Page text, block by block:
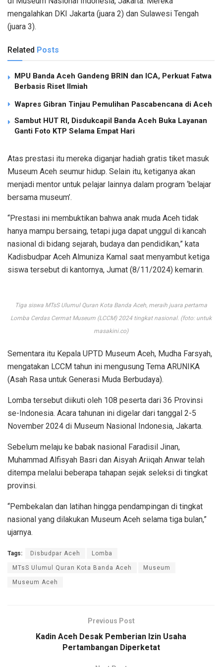
mengalahkan DKI Jakarta (juara 2) dan Sulawesi Tengah
(juara 3).
Related Posts
MPU Banda Aceh Gandeng BRIN dan ICA, Perkuat Fatwa
Berbasis Riset Ilmiah
Wapres Gibran Tinjau Pemulihan Pascabencana di Aceh
Sambut HUT RI, Disdukcapil Banda Aceh Buka Layanan
Ganti Foto KTP Selama Empat Hari
Atas prestasi itu mereka diganjar hadiah gratis tiket masuk
Museum Aceh seumur hidup. Selain itu, ketiganya akan
menjadi mentor untuk pelajar lainnya dalam program ‘belajar
bersama museum’.
“Prestasi ini membuktikan bahwa anak muda Aceh tidak
hanya mampu bersaing, tetapi juga dapat unggul di kancah
nasional di bidang sejarah, budaya dan pendidikan,” kata
Kadisbudpar Aceh Almuniza Kamal saat menyambut ketiga
siswa tersebut di kantornya, Jumat (8/11/2024) kemarin.
Tiga siswa MTsS Ulumul Quran Kota Banda Aceh, meraih juara pertama
Lomba Cerdas Cermat Museum (LCCM) 2024 tingkat nasional. (foto: untuk
masakini.co)
Sementara itu Kepala UPTD Museum Aceh, Mudha Farsyah,
mengatakan LCCM tahun ini mengusung Tema ARUNIKA
(Asah Rasa untuk Generasi Muda Berbudaya).
Lomba tersebut diikuti oleh 108 peserta dari 36 Provinsi
se-Indonesia. Acara tahunan ini digelar dari tanggal 2-5
November 2024 di Museum Nasional Indonesia, Jakarta.
Sebelum melaju ke babak nasional Faradisil Jinan,
Muhammad Alfisyah Basri dan Aisyah Ariiqah Anwar telah
ditempa melalui beberapa tahapan sejak seleksi di tingkat
provinsi.
“Pembekalan dan latihan hingga pendampingan di tingkat
nasional yang dilakukan Museum Aceh selama tiga bulan,”
ujarnya.
Tags: Disbudpar Aceh Lomba
MTsS Ulumul Quran Kota Banda Aceh Museum
Museum Aceh
Previous Post
Kadin Aceh Desak Pemberian Izin Usaha
Pertambangan Diperketat